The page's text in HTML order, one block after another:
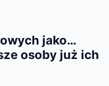
jako…
osoby już ich